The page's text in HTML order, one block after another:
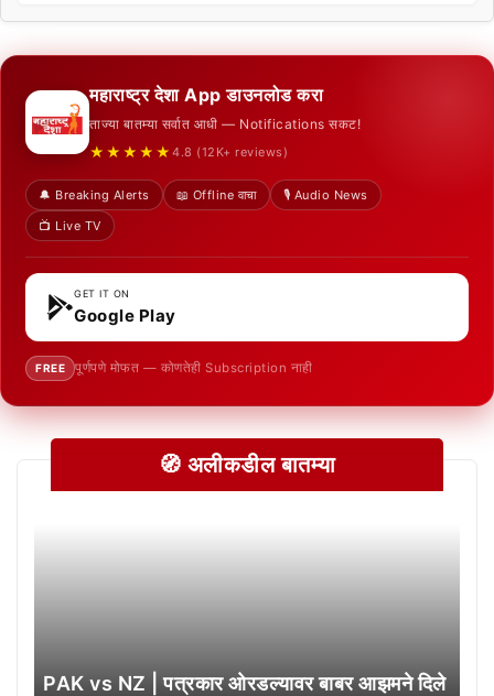
महाराष्ट्र देशा App डाउनलोड करा
ताज्या बातम्या सर्वात आधी — Notifications सकट!
★★★★★ 4.8 (12K+ reviews)
🔔 Breaking Alerts 📖 Offline वाचा
🎙️ Audio News
📺 Live TV
GET IT ON
Google Play
FREE पूर्णपणे मोफत — कोणतेही Subscription नाही
🧭 अलीकडील बातम्या
PAK vs NZ | पत्रकार ओरडल्यावर बाबर आझमने दिले